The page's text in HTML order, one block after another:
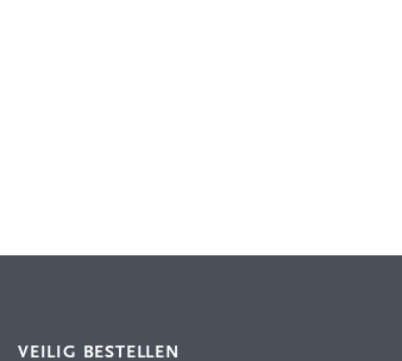
VEILIG BESTELLEN